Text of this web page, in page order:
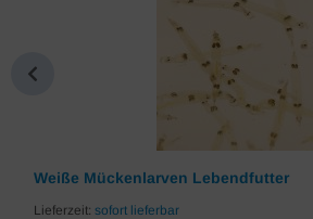
Weiße Mückenlarven Lebendfutter
Lieferzeit: sofort lieferbar